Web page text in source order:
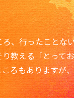
、行ったことな
教える「とって
ろもありますが